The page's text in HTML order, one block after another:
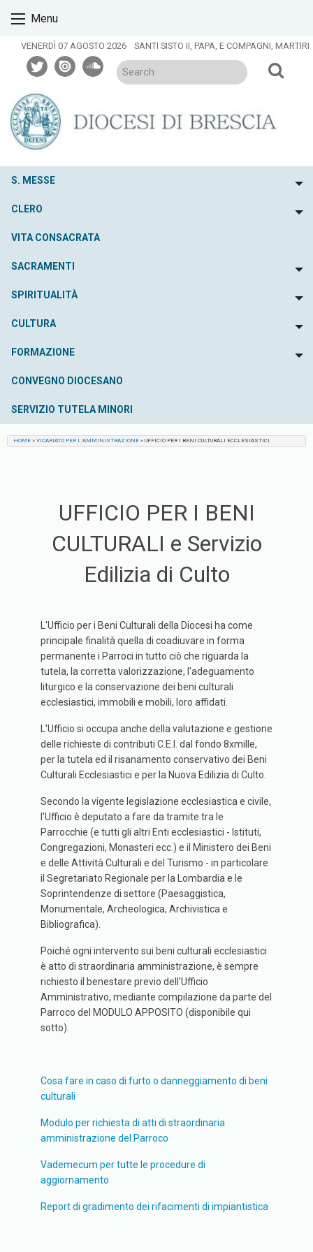
content
Menu
VENERDÌ 07 AGOSTO 2026 SANTI SISTO II, PAPA, E COMPAGNI, MARTIRI
twitterissuusoundcloud
S. MESSE
CLERO
VITA CONSACRATA
SACRAMENTI
SPIRITUALITÀ
CULTURA
FORMAZIONE
CONVEGNO DIOCESANO
SERVIZIO TUTELA MINORI
HOME » VICARIATO PER L’AMMINISTRAZIONE » UFFICIO PER I BENI CULTURALI ECCLESIASTICI
UFFICIO PER I BENI
CULTURALI e Servizio
Edilizia di Culto
L'Ufficio per i Beni Culturali della Diocesi ha come
principale finalità quella di coadiuvare in forma
permanente i Parroci in tutto ciò che riguarda la
tutela, la corretta valorizzazione, l'adeguamento
liturgico e la conservazione dei beni culturali
ecclesiastici, immobili e mobili, loro affidati.
L'Ufficio si occupa anche della valutazione e gestione
delle richieste di contributi C.E.I. dal fondo 8xmille,
per la tutela ed il risanamento conservativo dei Beni
Culturali Ecclesiastici e per la Nuova Edilizia di Culto.
Secondo la vigente legislazione ecclesiastica e civile,
l'Ufficio è deputato a fare da tramite tra le
Parrocchie (e tutti gli altri Enti ecclesiastici - Istituti,
Congregazioni, Monasteri ecc.) e il Ministero dei Beni
e delle Attività Culturali e del Turismo - in particolare
il Segretariato Regionale per la Lombardia e le
Soprintendenze di settore (Paesaggistica,
Monumentale, Archeologica, Archivistica e
Bibliografica).
Poiché ogni intervento sui beni culturali ecclesiastici
è atto di straordinaria amministrazione, è sempre
richiesto il benestare previo dell'Ufficio
Amministrativo, mediante compilazione da parte del
Parroco del MODULO APPOSITO (disponibile qui
sotto).
Cosa fare in caso di furto o danneggiamento di beni
culturali
Modulo per richiesta di atti di straordinaria
amministrazione del Parroco
Vademecum per tutte le procedure di
aggiornamento
Report di gradimento dei rifacimenti di impiantistica